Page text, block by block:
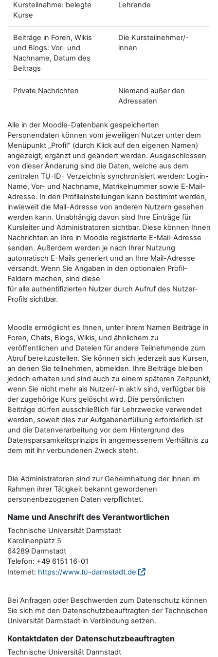
Kursteilnahme: belegte
Kurse
Lehrende
Beiträge in Foren, Wikis
und Blogs: Vor- und
Nachname, Datum des
Beitrags
Die Kursteilnehmer/-
innen
Private Nachrichten
Niemand außer den
Adressaten
Alle in der Moodle-Datenbank gespeicherten
Personendaten können vom jeweiligen Nutzer unter dem
Menüpunkt „Profil“ (durch Klick auf den eigenen Namen)
angezeigt, ergänzt und geändert werden. Ausgeschlossen
von dieser Änderung sind die Daten, welche aus dem
zentralen TU-ID- Verzeichnis synchronisiert werden: Login-
Name, Vor- und Nachname, Matrikelnummer sowie E-Mail-
Adresse. In den Profileinstellungen kann bestimmt werden,
inwieweit die Mail-Adresse von anderen Nutzern gesehen
werden kann. Unabhängig davon sind Ihre Einträge für
Kursleiter und Administratoren sichtbar. Diese können Ihnen
Nachrichten an Ihre in Moodle registrierte E-Mail-Adresse
senden. Außerdem werden je nach Ihrer Nutzung
automatisch E-Mails generiert und an Ihre Mail-Adresse
versandt. Wenn Sie Angaben in den optionalen Profil-
Feldern machen, sind diese
für alle authentifizierten Nutzer durch Aufruf des Nutzer-
Profils sichtbar.
Moodle ermöglicht es Ihnen, unter ihrem Namen Beiträge in
Foren, Chats, Blogs, Wikis, und ähnlichem zu
veröffentlichen und Dateien für andere Teilnehmende zum
Abruf bereitzustellen. Sie können sich jederzeit aus Kursen,
an denen Sie teilnehmen, abmelden. Ihre Beiträge bleiben
jedoch erhalten und sind auch zu einem späteren Zeitpunkt,
wenn Sie nicht mehr als Nutzer/-in aktiv sind, verfügbar bis
der zugehörige Kurs gelöscht wird. Die persönlichen
Beiträge dürfen ausschließlich für Lehrzwecke verwendet
werden, soweit dies zur Aufgabenerfüllung erforderlich ist
und die Datenverarbeitung vor dem Hintergrund des
Datensparsamkeitsprinzips in angemessenem Verhältnis zu
dem mit ihr verbundenen Zweck steht.
Die Administratoren sind zur Geheimhaltung der ihnen im
Rahmen ihrer Tätigkeit bekannt gewordenen
personenbezogenen Daten verpflichtet.
Name und Anschrift des Verantwortlichen
Technische Universität Darmstadt
Karolinenplatz 5
64289 Darmstadt
Telefon: +49 6151 16-01
Internet: https://www.tu-darmstadt.de
Bei Anfragen oder Beschwerden zum Datenschutz können
Sie sich mit den Datenschutzbeauftragten der Technischen
Universität Darmstadt in Verbindung setzen.
Kontaktdaten der Datenschutzbeauftragten
Technische Universität Darmstadt